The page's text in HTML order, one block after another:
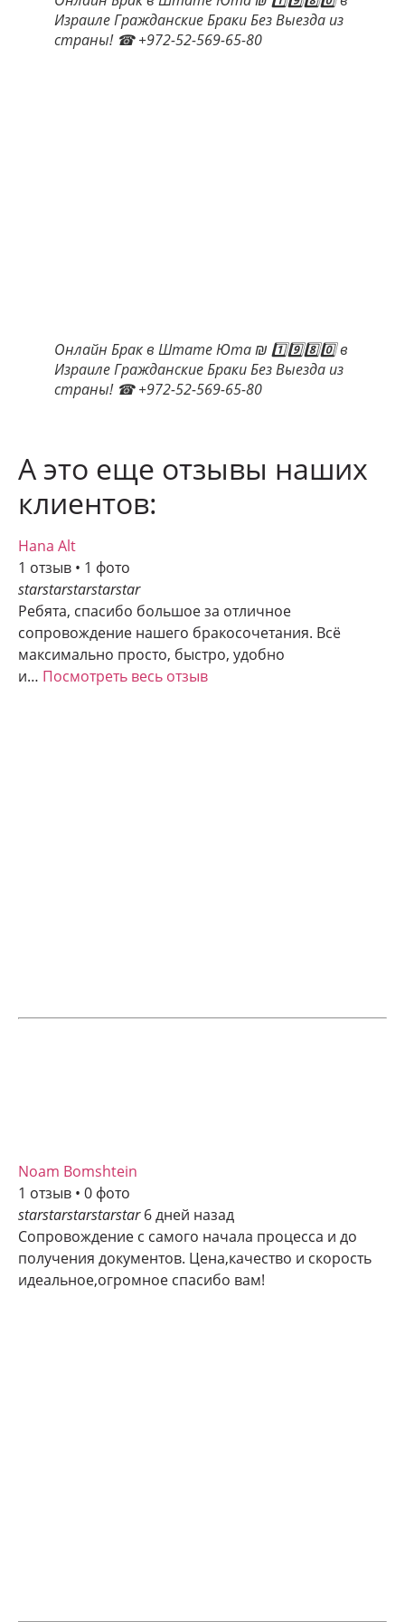
Израиле Гражданские Браки Без Выезда из
страны! ☎ +972-52-569-65-80
Онлайн Брак в Штате Юта ₪ 1️⃣9️⃣8️⃣0️⃣ в
Израиле Гражданские Браки Без Выезда из
страны! ☎ +972-52-569-65-80
А это еще отзывы наших
клиентов:
Hana Alt
1 отзыв • 1 фото
starstarstarstarstar
Ребята, спасибо большое за отличное
сопровождение нашего бракосочетания. Всё
максимально просто, быстро, удобно
и… Посмотреть весь отзыв
Noam Bomshtein
1 отзыв • 0 фото
starstarstarstarstar 6 дней назад
Сопровождение с самого начала процесса и до
получения документов. Цена,качество и скорость
идеальное,огромное спасибо вам!